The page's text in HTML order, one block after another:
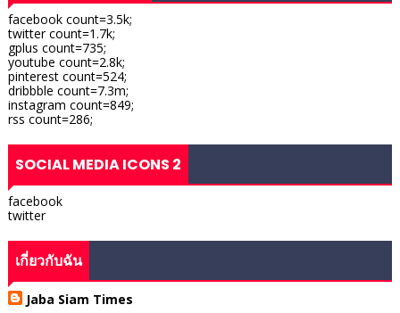
facebook count=3.5k;
twitter count=1.7k;
gplus count=735;
youtube count=2.8k;
pinterest count=524;
dribbble count=7.3m;
instagram count=849;
rss count=286;
SOCIAL MEDIA ICONS 2
facebook
twitter
เกี่ยวกับฉัน
Jaba Siam Times